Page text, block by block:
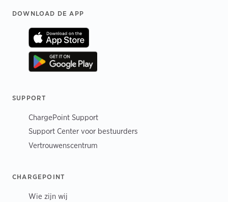
Footer
DOWNLOAD DE APP
SUPPORT
ChargePoint Support
Support Center voor bestuurders
Vertrouwenscentrum
CHARGEPOINT
Wie zijn wij